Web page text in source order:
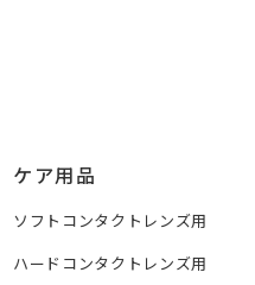
ケア用品
ソフトコンタクトレンズ用
ハードコンタクトレンズ用